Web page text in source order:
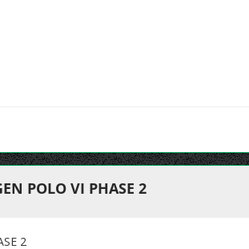
POLO VI PHASE 2
2